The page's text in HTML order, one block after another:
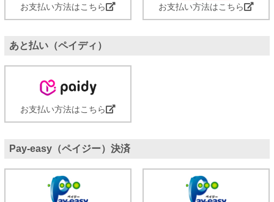
お支払い方法はこちら お支払い方法はこちら
あと払い（ペイディ）
お支払い方法はこちら
Pay-easy（ペイジー）決済